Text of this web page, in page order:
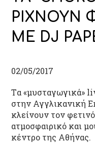
ΡΙΧΝΟΥΝ
ΜΕ DJ
02/05/2017
Tα «μυσταγωγικά»
στην Αγγλικανική
κλείνουν τον
ατμοσφαιρικό και
κέντρο της Αθήνας.